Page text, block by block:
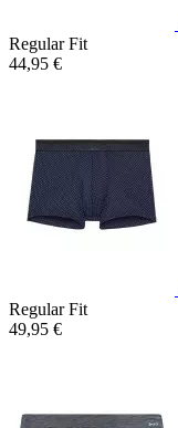
Regular Fit
44,95 €
Regular Fit
49,95 €